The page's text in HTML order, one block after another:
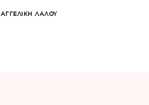
ΑΓΓΕΛΙΚΉ ΛΆΛΟΥ